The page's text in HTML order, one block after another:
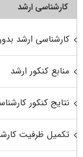
کارشناسی ارشد
کارشناسی ارشد
منابع کنکور ارشد
نتایج کنکور کارشناسی
تکمیل ظرفیت